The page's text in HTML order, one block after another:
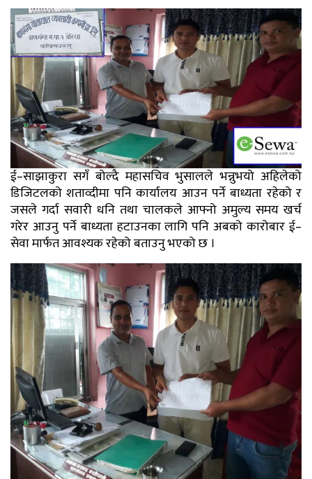
ई–साझाकुरा सगँ बोल्दै महासचिव भुसालले भन्नुभयो अहिलेको
डिजिटलको शताव्दीमा पनि कार्यालय आउन पर्ने बाध्यता रहेको र
जसले गर्दा सवारी धनि तथा चालकले आफ्नो अमुल्य समय खर्च
गरेर आउनु पर्ने बाध्यता हटाउनका लागि पनि अबको कारोबार ई–
सेवा मार्फत आवश्यक रहेको बताउनु भएको छ ।